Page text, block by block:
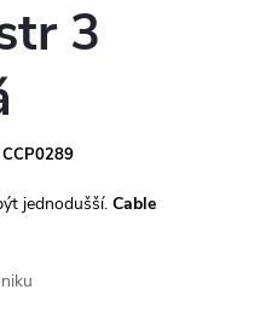
3
CCP0289
jednodušší. Cable